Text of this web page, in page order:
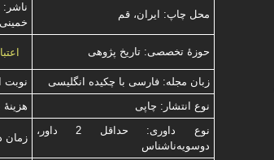
محل چاپ: ایران، قم
حوزۀ تخصصی: تاریخ پژوهی
زبان مجله: فارسی با چكیده انگلیسی
نوبت
نوع انتشار: چاپی
نوع داوری: حداقل 2 داور،
دوسویه‌ناشناس
زمان